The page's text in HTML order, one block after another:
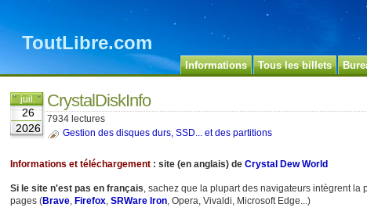
ToutLibre.com
Informations Tous les billets
juil.
26
2026
CrystalDiskInfo
7934 lectures
Gestion des disques durs, SSD... et des partitions
Informations et téléchargement : site (en anglais) de Crystal Dew World
Si le site n'est pas en français, sachez que la plupart des navigateurs intègrent la
pages (Brave, Firefox, SRWare Iron, Opera, Vivaldi, Microsoft Edge...)